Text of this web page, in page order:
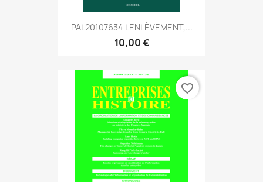
PAL20107634 LENLÈVEMENT,...
10,00 €
favorite_border